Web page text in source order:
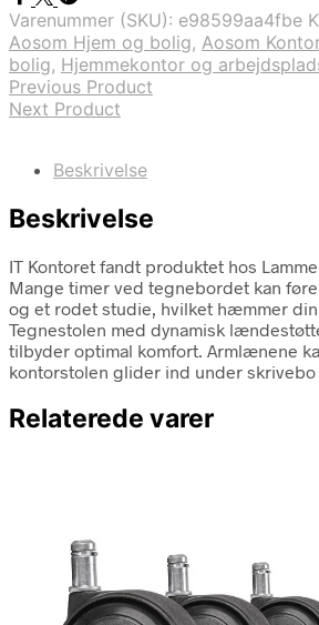
Varenummer (SKU): e98599aa4fbe
Aosom Hjem og bolig, Aosom
bolig, Hjemmekontor og
Previous Product
Next Product
Beskrivelse
Beskrivelse
IT Kontoret fandt produktet hos
Mange timer ved tegnebordet kan
og et rodet studie, hvilket hæmmer
Tegnestolen med dynamisk
tilbyder optimal komfort. Armlænene
kontorstolen glider ind under skrivebo
Relaterede varer